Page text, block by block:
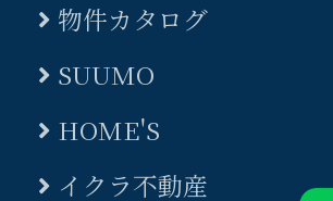
物件カタログ
SUUMO
HOME'S
イクラ不動産